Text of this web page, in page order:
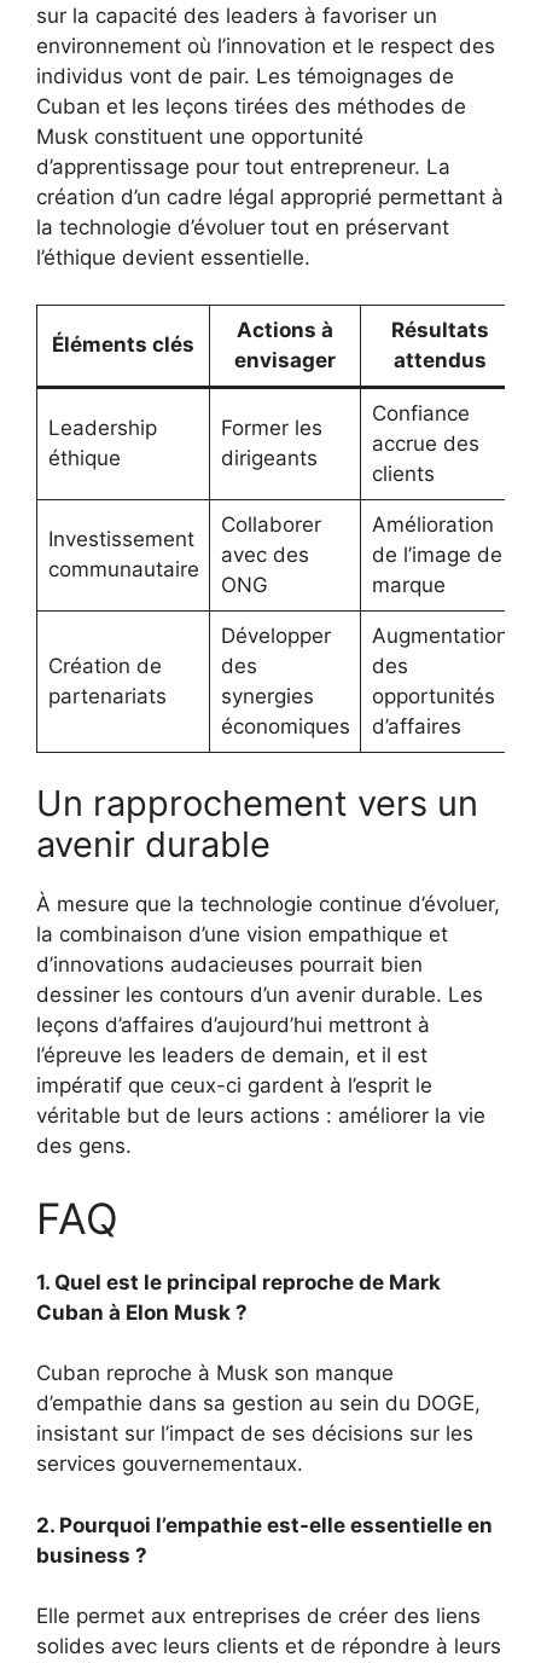
sur la capacité des leaders à favoriser un
environnement où l’innovation et le respect des
individus vont de pair. Les témoignages de
Cuban et les leçons tirées des méthodes de
Musk constituent une opportunité
d’apprentissage pour tout entrepreneur. La
création d’un cadre légal approprié permettant à
la technologie d’évoluer tout en préservant
l’éthique devient essentielle.
Éléments clés
Actions à
envisager
Résultats
attendus
Leadership
éthique
Former les
dirigeants
Confiance
accrue des
clients
Investissement
communautaire
Collaborer
avec des
ONG
Amélioration
de l’image de
marque
Création de
partenariats
Développer
des
synergies
économiques
Augmentation
des
opportunités
d’affaires
Un rapprochement vers un
avenir durable
À mesure que la technologie continue d’évoluer,
la combinaison d’une vision empathique et
d’innovations audacieuses pourrait bien
dessiner les contours d’un avenir durable. Les
leçons d’affaires d’aujourd’hui mettront à
l’épreuve les leaders de demain, et il est
impératif que ceux-ci gardent à l’esprit le
véritable but de leurs actions : améliorer la vie
des gens.
FAQ
1. Quel est le principal reproche de Mark
Cuban à Elon Musk ?
Cuban reproche à Musk son manque
d’empathie dans sa gestion au sein du DOGE,
insistant sur l’impact de ses décisions sur les
services gouvernementaux.
2. Pourquoi l’empathie est-elle essentielle en
business ?
Elle permet aux entreprises de créer des liens
solides avec leurs clients et de répondre à leurs